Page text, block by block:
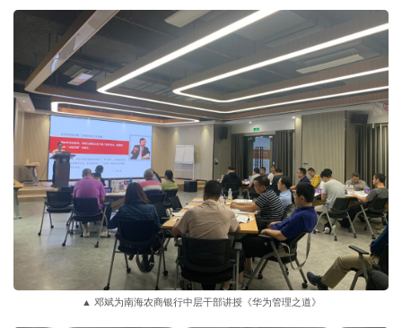
▲ 邓斌为南海农商银行中层干部讲授《华为管理之道》